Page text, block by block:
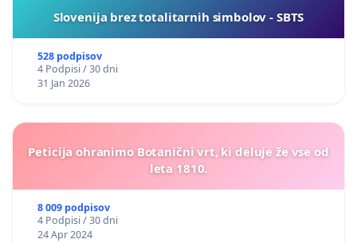
Slovenija brez totalitarnih simbolov - SBTS
528 podpisov
4 Podpisi / 30 dni
31 Jan 2026
Peticija ohranimo Botanični vrt, ki deluje že vse od
leta 1810.
8 009 podpisov
4 Podpisi / 30 dni
24 Apr 2024